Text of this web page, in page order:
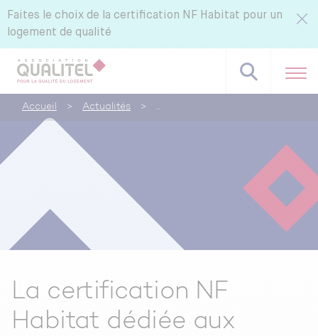
Faites le choix de la certification NF Habitat pour un
logement de qualité
Référentiels NF Habitat - NF Habitat HQE
Tous nos labels et services
Pourquoi certifier avec CERQUAL ?
Accueil > Actualités >
La certification NF
Habitat dédiée aux